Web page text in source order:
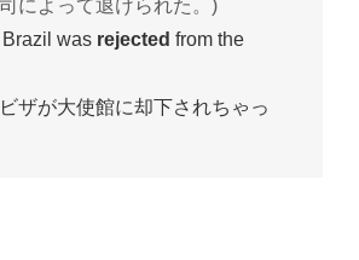
によって退けられた。)
was rejected from the
ザが大使館に却下されちゃっ